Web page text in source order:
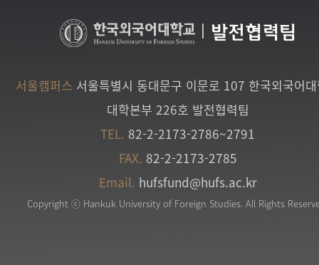
발전협력팀
서울캠퍼스 서울특별시 동대문구 이문로 107 한국외국어
대학본부 226호 발전협력팀
TEL. 82-2-2173-2786~2791
FAX. 82-2-2173-2785
Email. hufsfund@hufs.ac.kr
Copyright ⓒ Hankuk University of Foreign Studies. All Rights